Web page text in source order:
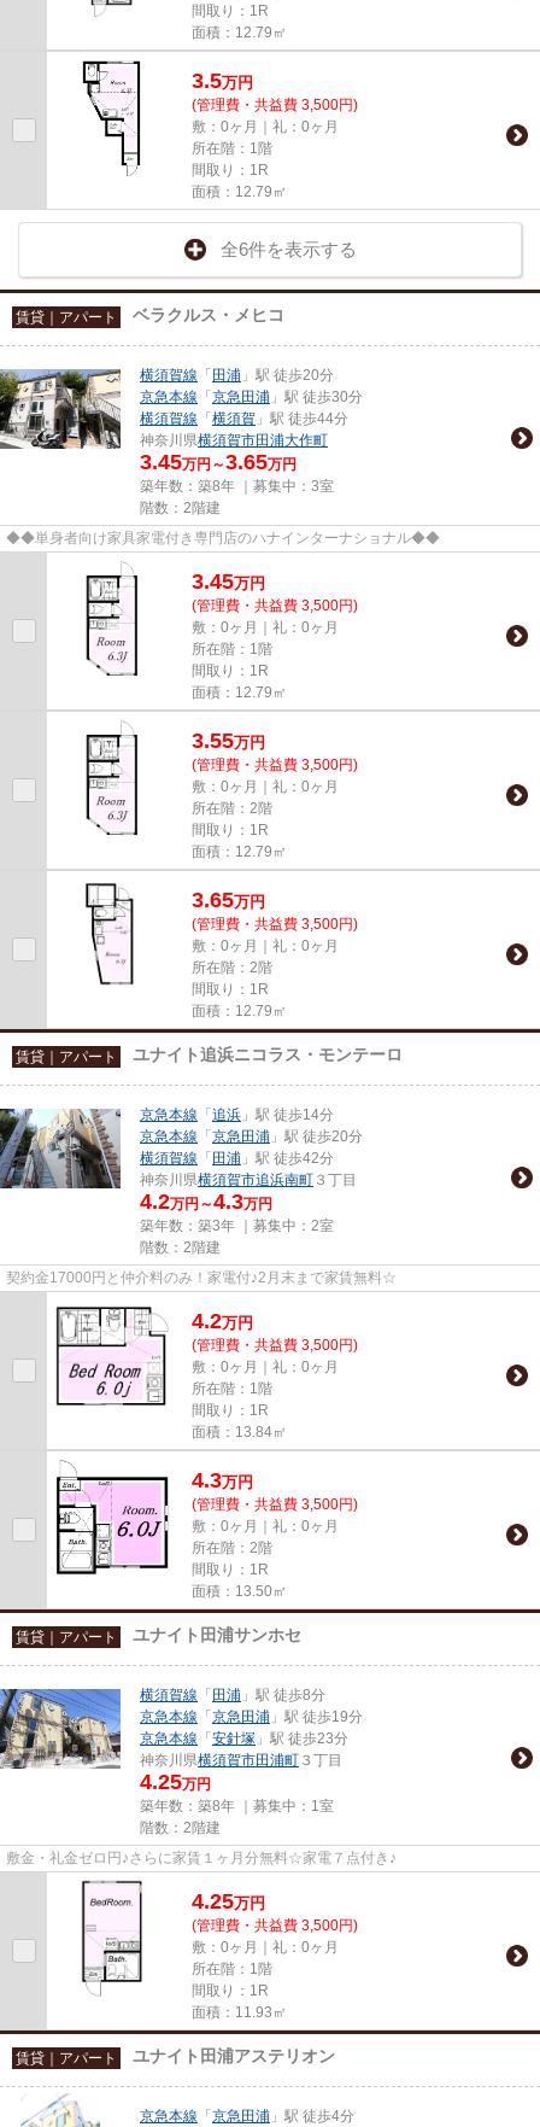
間取り：1R
面積：12.79㎡
3.5万円
(管理費・共益費 3,500円)
敷：0ヶ月｜礼：0ヶ月
所在階：1階
間取り：1R
面積：12.79㎡
全6件を表示する
賃貸｜アパート ベラクルス・メヒコ
横須賀線 「 田浦 」駅 徒歩20分
京急本線 「 京急田浦 」駅 徒歩30分
横須賀線 「 横須賀 」駅 徒歩44分
神奈川県横須賀市田浦大作町
3.45万円～3.65万円
築年数：築8年 ｜募集中： 3室
階数：2階建
◆◆単身者向け家具家電付き専門店のハナインターナショナル◆◆
3.45万円
(管理費・共益費 3,500円)
敷：0ヶ月｜礼：0ヶ月
所在階：1階
間取り：1R
面積：12.79㎡
3.55万円
(管理費・共益費 3,500円)
敷：0ヶ月｜礼：0ヶ月
所在階：2階
間取り：1R
面積：12.79㎡
3.65万円
(管理費・共益費 3,500円)
敷：0ヶ月｜礼：0ヶ月
所在階：2階
間取り：1R
面積：12.79㎡
賃貸｜アパート ユナイト追浜ニコラス・モンテーロ
京急本線 「 追浜 」駅 徒歩14分
京急本線 「 京急田浦 」駅 徒歩20分
横須賀線 「 田浦 」駅 徒歩42分
神奈川県横須賀市追浜南町 ３丁目
4.2万円～4.3万円
築年数：築3年 ｜募集中： 2室
階数：2階建
契約金17000円と仲介料のみ！家電付♪2月末まで家賃無料☆
4.2万円
(管理費・共益費 3,500円)
敷：0ヶ月｜礼：0ヶ月
所在階：1階
間取り：1R
面積：13.84㎡
4.3万円
(管理費・共益費 3,500円)
敷：0ヶ月｜礼：0ヶ月
所在階：2階
間取り：1R
面積：13.50㎡
賃貸｜アパート ユナイト田浦サンホセ
横須賀線 「 田浦 」駅 徒歩8分
京急本線 「 京急田浦 」駅 徒歩19分
京急本線 「 安針塚 」駅 徒歩23分
神奈川県横須賀市田浦町 ３丁目
4.25万円
築年数：築8年 ｜募集中： 1室
階数：2階建
敷金・礼金ゼロ円♪さらに家賃１ヶ月分無料☆家電７点付き♪
4.25万円
(管理費・共益費 3,500円)
敷：0ヶ月｜礼：0ヶ月
所在階：1階
間取り：1R
面積：11.93㎡
賃貸｜アパート ユナイト田浦アステリオン
京急本線 「 京急田浦 」駅 徒歩4分